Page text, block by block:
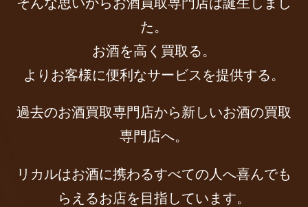
た。
お酒を高く買取る。
よりお客様に便利なサービスを提供する。
過去のお酒買取専門店から新しいお酒の買取
専門店へ。
リカルはお酒に携わるすべての人へ喜んでも
らえるお店を目指しています。